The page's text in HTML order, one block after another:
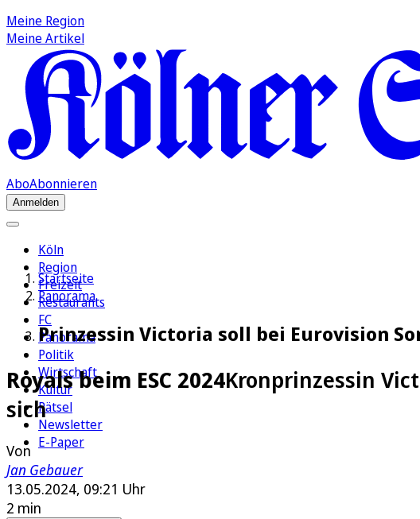
Meine Region
Meine Artikel
AboAbonnieren
Anmelden
Köln
Region
Freizeit
Restaurants
FC
Panorama
Politik
Wirtschaft
Kultur
Rätsel
Newsletter
E-Paper
Startseite
Panorama
Prinzessin Victoria soll bei Eurovision
Royals beim ESC 2024Kronprinzessin
sich
Von
Jan Gebauer
13.05.2024, 09:21 Uhr
2 min